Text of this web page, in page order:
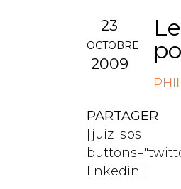
23
OCTOBRE
2009
PARTAGER
[juiz_sps
linkedin"]